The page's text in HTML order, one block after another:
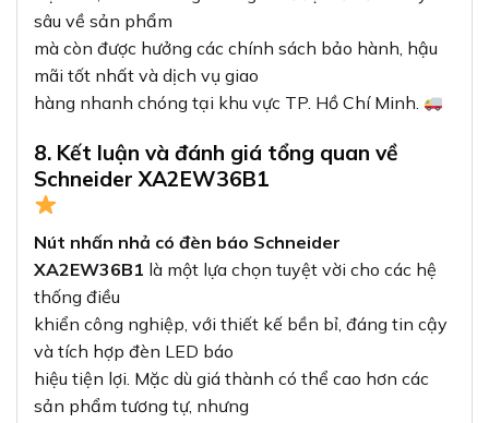
sản phẩm tương tự, nhưng
chất lượng, độ bền và độ tin cậy hoàn toàn xứng
đáng với khoản đầu
tư.
Với việc mua sắm tạiThiết bị điện VIKI
khách hàng được đảm bảo về nguồn gốc chính
hãng và dịch vụ hậu mãi tốt nhất.
trợ chi tiết về sản
phẩm!
Tham khảo thêm các sản phẩm thiết bị điện chất
lượng cao khác tại
VIKI: